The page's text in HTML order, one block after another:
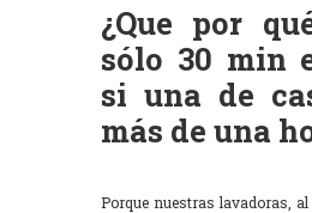
¿Que por
sólo 30 min
si una de
más de una
Porque nuestras lavadoras, al